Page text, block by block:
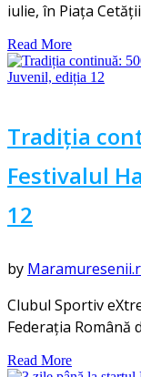
iulie, în Piața
Read More
Tradiția
Festivalul
12
by
Clubul Sportiv
Federația Română
Read More